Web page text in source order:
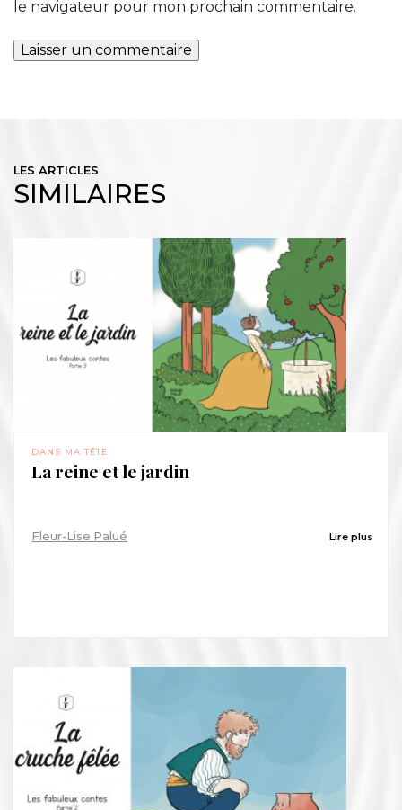
le navigateur pour mon prochain commentaire.
LES ARTICLES
SIMILAIRES
DANS MA TÊTE
La reine et le jardin
Fleur-Lise Palué Lire plus